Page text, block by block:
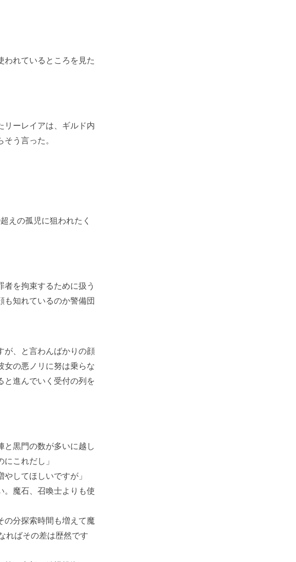
われているところを見た
ーレイアは、ギルド内
う言った。
えの孤児に狙われたく
を拘束するために扱う
も知れているのか警備団
、と言わんばかりの顔
女の悪ノリに努は乗らな
と進んでいく受付の列を
と黒門の数が多いに越し
これだし」
してほしいですが」
。魔石、召喚士よりも使
の分探索時間も増えて魔
ればその差は歴然です